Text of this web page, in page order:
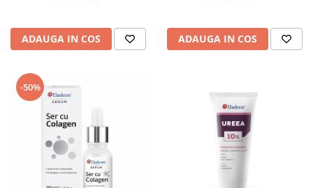
ADAUGA IN COS ADAUGA IN COS
-50%